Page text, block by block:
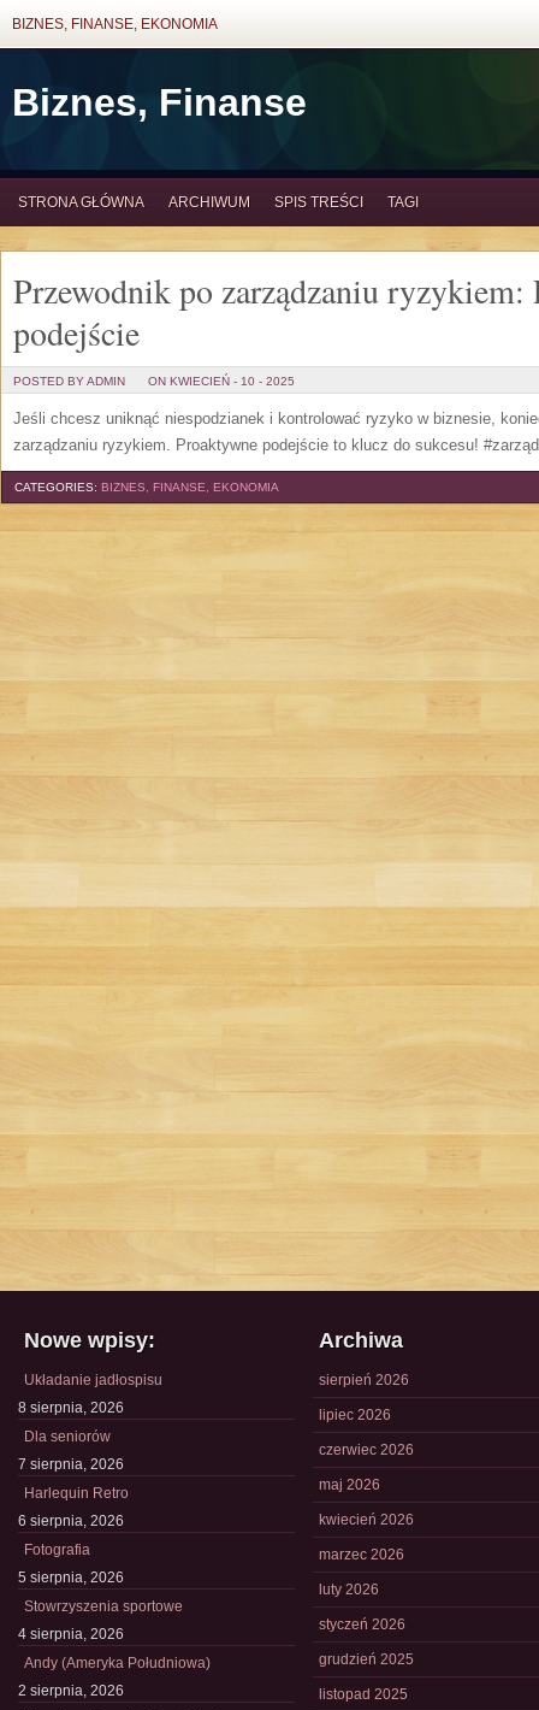
BIZNES, FINANSE, EKONOMIA
Biznes, Finanse
STRONA GŁÓWNA ARCHIWUM SPIS TREŚCI TAGI
Przewodnik po zarządzaniu ryzykiem:
podejście
POSTED BY ADMIN ON KWIECIEŃ - 10 - 2025
Jeśli chcesz uniknąć niespodzianek i kontrolować ryzyko w biznesie,
zarządzaniu ryzykiem. Proaktywne podejście to klucz do sukcesu!
CATEGORIES: BIZNES, FINANSE, EKONOMIA
Nowe wpisy:
Układanie jadłospisu
8 sierpnia, 2026
Dla seniorów
7 sierpnia, 2026
Harlequin Retro
6 sierpnia, 2026
Fotografia
5 sierpnia, 2026
Stowrzyszenia sportowe
4 sierpnia, 2026
Andy (Ameryka Południowa)
2 sierpnia, 2026
Archiwa
sierpień 2026
lipiec 2026
czerwiec 2026
maj 2026
kwiecień 2026
marzec 2026
luty 2026
styczeń 2026
grudzień 2025
listopad 2025